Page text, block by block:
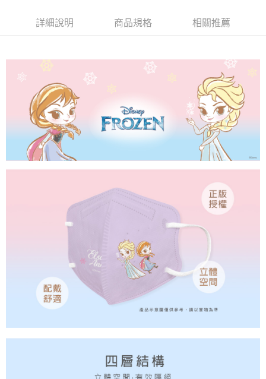
付款後全家取貨
7-11取貨付款
每筆NT$80，滿NT$899(含以上)免運費
付款後7-11取貨
每筆NT$80，滿NT$859(含以上)免運費
每筆NT$85，滿NT$859(含以上)免運費
詳細說明 商品規格 相關推薦